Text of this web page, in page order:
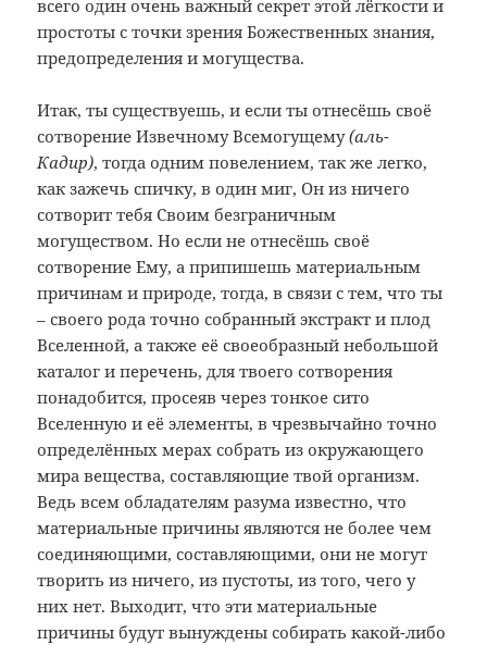
всего один очень важный секрет этой лёгкости и
простоты с точки зрения Божественных знания,
предопределения и могущества.
Итак, ты существуешь, и если ты отнесёшь своё
сотворение Извечному Всемогущему(аль-
Кадир), тогда одним повелением, так же легко,
как зажечь спичку, в один миг, Он из ничего
сотворит тебя Своим безграничным
могуществом. Но если не отнесёшь своё
сотворение Ему, а припишешь материальным
причинам и природе, тогда, в связи с тем, что ты
– своего рода точно собранный экстракт и плод
Вселенной, а также её своеобразный небольшой
каталог и перечень, для твоего сотворения
понадобится, просеяв через тонкое сито
Вселенную и её элементы, в чрезвычайно точно
определённых мерах собрать из окружающего
мира вещества, составляющие твой организм.
Ведь всем обладателям разума известно, что
материальные причины являются не более чем
соединяющими, составляющими, они не могут
творить из ничего, из пустоты, из того, чего у
них нет. Выходит, что эти материальные
причины будут вынуждены собирать какой-либо